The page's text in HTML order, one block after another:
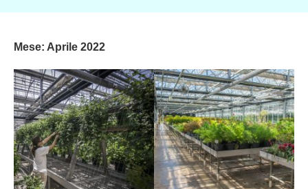
Mese: Aprile 2022